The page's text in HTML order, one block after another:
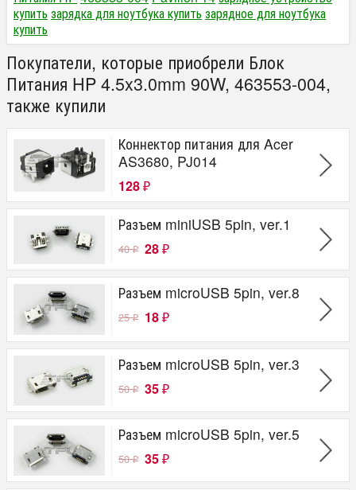
купить зарядка для ноутбука купить зарядное для ноутбука
купить
Покупатели, которые приобрели Блок
Питания HP 4.5x3.0mm 90W, 463553-004,
также купили
Коннектор питания для Acer
AS3680, PJ014
128 ₽
Разъем miniUSB 5pin, ver.1
40₽ 28 ₽
Разъем microUSB 5pin, ver.8
25₽ 18 ₽
Разъем microUSB 5pin, ver.3
50₽ 35 ₽
Разъем microUSB 5pin, ver.5
50₽ 35 ₽